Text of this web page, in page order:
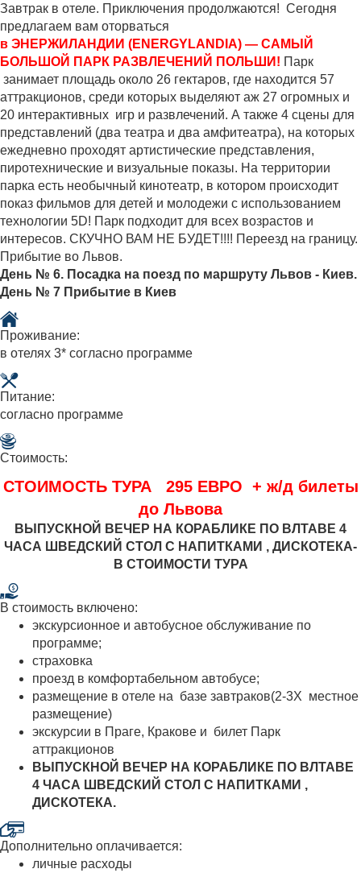
Завтрак в отеле. Приключения продолжаются! Сегодня
предлагаем вам оторваться
в ЭНЕРЖИЛАНДИИ (ENERGYLANDIA) — САМЫЙ
БОЛЬШОЙ ПАРК РАЗВЛЕЧЕНИЙ ПОЛЬШИ! Парк
занимает площадь около 26 гектаров, где находится 57
аттракционов, среди которых выделяют аж 27 огромных и
20 интерактивных игр и развлечений. А также 4 сцены для
представлений (два театра и два амфитеатра), на которых
ежедневно проходят артистические представления,
пиротехнические и визуальные показы. На территории
парка есть необычный кинотеатр, в котором происходит
показ фильмов для детей и молодежи с использованием
технологии 5D! Парк подходит для всех возрастов и
интересов. СКУЧНО ВАМ НЕ БУДЕТ!!!! Переезд на границу.
Прибытие во Львов.
День № 6. Посадка на поезд по маршруту Львов - Киев.
День № 7 Прибытие в Киев
Проживание:
в отелях 3* согласно программе
Питание:
согласно программе
Стоимость:
СТОИМОСТЬ ТУРА 295 ЕВРО + ж/д билеты
до Львова
ВЫПУСКНОЙ ВЕЧЕР НА КОРАБЛИКЕ ПО ВЛТАВЕ 4
ЧАСА ШВЕДСКИЙ СТОЛ С НАПИТКАМИ , ДИСКОТЕКА-
В СТОИМОСТИ ТУРА
В стоимость включено:
экскурсионное и автобусное обслуживание по
программе;
страховка
проезд в комфортабельном автобусе;
размещение в отеле на базе завтраков(2-3Х местное
размещение)
экскурсии в Праге, Кракове и билет Парк
аттракционов
ВЫПУСКНОЙ ВЕЧЕР НА КОРАБЛИКЕ ПО ВЛТАВЕ
4 ЧАСА ШВЕДСКИЙ СТОЛ С НАПИТКАМИ ,
ДИСКОТЕКА.
Дополнительно оплачивается:
личные расходы